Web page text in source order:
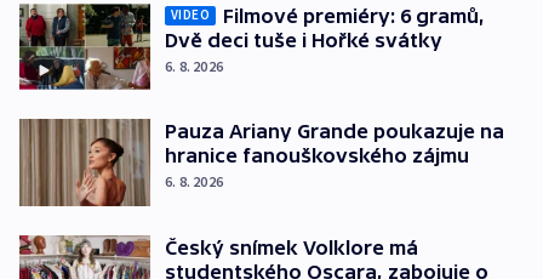
VIDEO
Filmové premiéry: 6 gramů,
Dvě deci tuše i Hořké svátky
6. 8. 2026
Pauza Ariany Grande poukazuje na
hranice fanouškovského zájmu
6. 8. 2026
Český snímek Volklore má
studentského Oscara, zabojuje o